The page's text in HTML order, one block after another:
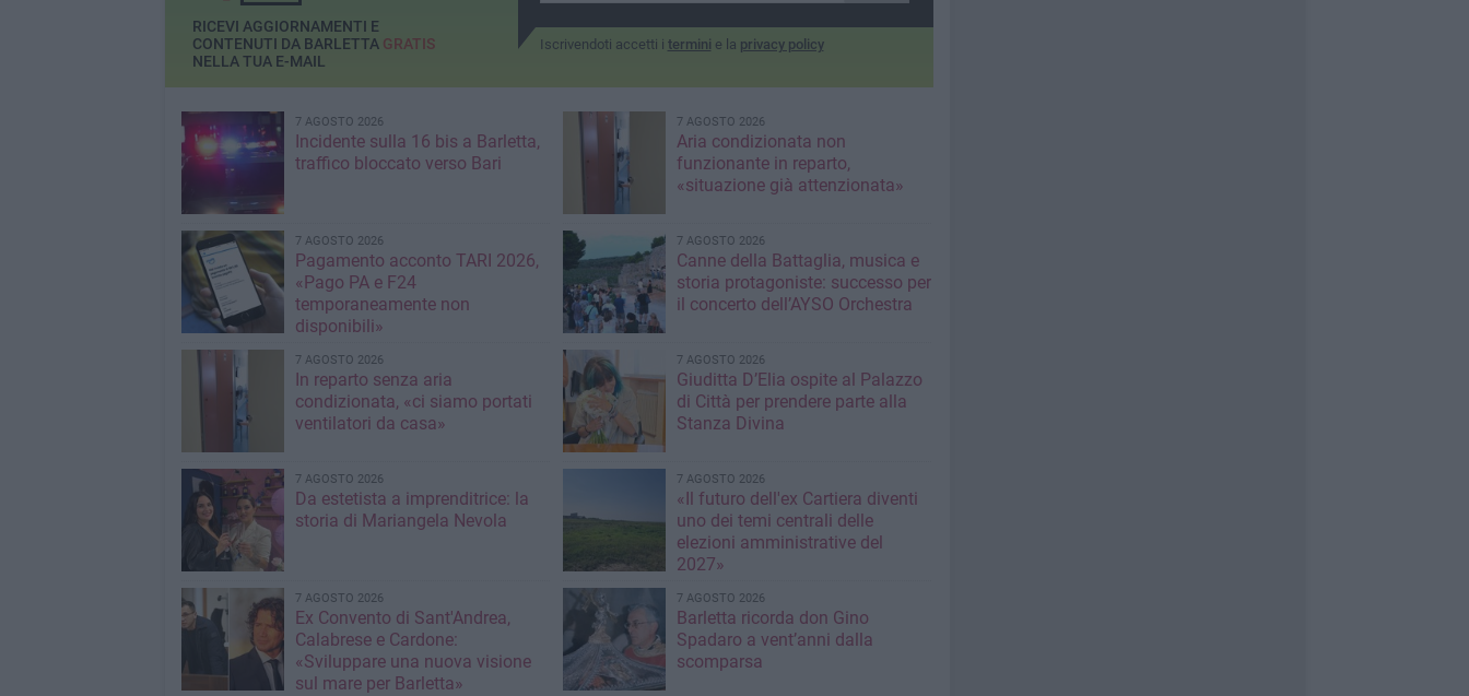
Iscrivendoti accetti i termini e la privacy policy
RICEVI AGGIORNAMENTI E
CONTENUTI DA BARLETTA GRATIS
NELLA TUA E-MAIL
7 AGOSTO 2026
Incidente sulla 16 bis a Barletta,
traffico bloccato verso Bari
7 AGOSTO 2026
Aria condizionata non
funzionante in reparto,
«situazione già attenzionata»
7 AGOSTO 2026
Pagamento acconto TARI 2026,
«Pago PA e F24
temporaneamente non
disponibili»
7 AGOSTO 2026
Canne della Battaglia, musica e
storia protagoniste: successo per
il concerto dell’AYSO Orchestra
7 AGOSTO 2026
In reparto senza aria
condizionata, «ci siamo portati
ventilatori da casa»
7 AGOSTO 2026
Giuditta D’Elia ospite al Palazzo
di Città per prendere parte alla
Stanza Divina
7 AGOSTO 2026
Da estetista a imprenditrice: la
storia di Mariangela Nevola
7 AGOSTO 2026
«Il futuro dell'ex Cartiera diventi
uno dei temi centrali delle
elezioni amministrative del
2027»
7 AGOSTO 2026
Ex Convento di Sant'Andrea,
Calabrese e Cardone:
«Sviluppare una nuova visione
sul mare per Barletta»
7 AGOSTO 2026
Barletta ricorda don Gino
Spadaro a vent’anni dalla
scomparsa